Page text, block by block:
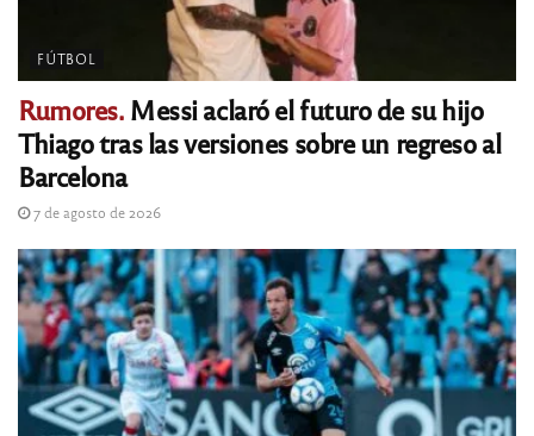
FÚTBOL
Rumores.Messi aclaró el futuro de su hijo
Thiago tras las versiones sobre un regreso al
Barcelona
7 de agosto de 2026